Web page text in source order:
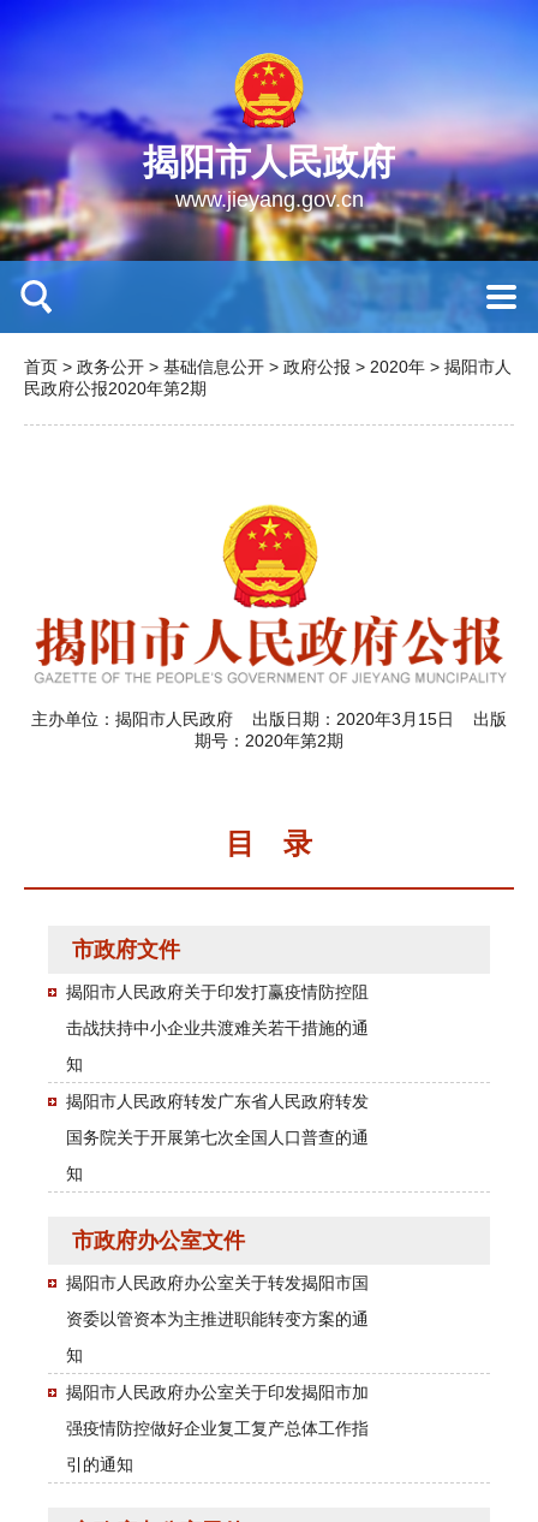
揭阳市人民政府
www.jieyang.gov.cn
首页 > 政务公开 > 基础信息公开 > 政府公报 > 2020年 > 揭阳市人
民政府公报2020年第2期
主办单位：揭阳市人民政府 出版日期：2020年3月15日 出版
期号：2020年第2期
目 录
市政府文件
揭阳市人民政府关于印发打赢疫情防控阻
击战扶持中小企业共渡难关若干措施的通
知
揭阳市人民政府转发广东省人民政府转发
国务院关于开展第七次全国人口普查的通
知
市政府办公室文件
揭阳市人民政府办公室关于转发揭阳市国
资委以管资本为主推进职能转变方案的通
知
揭阳市人民政府办公室关于印发揭阳市加
强疫情防控做好企业复工复产总体工作指
引的通知